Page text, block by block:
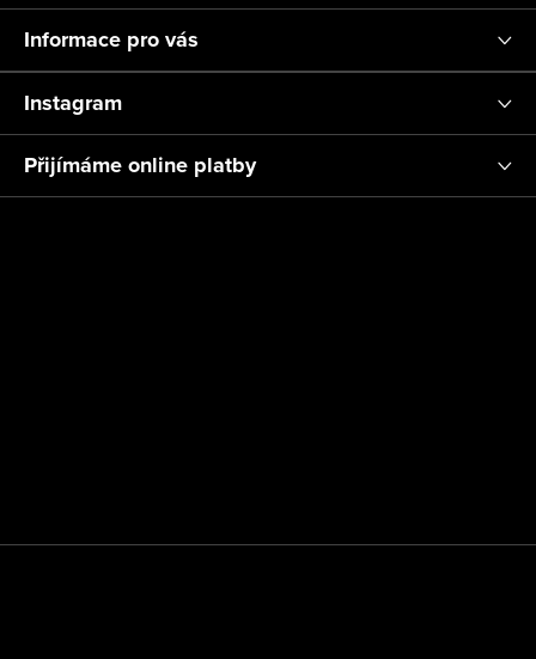
Informace pro vás
Instagram
Přijímáme online platby